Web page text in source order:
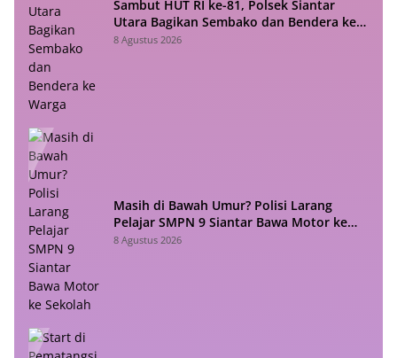
Sambut HUT RI ke-81, Polsek Siantar
Utara Bagikan Sembako dan Bendera ke
Warga
8 Agustus 2026
Masih di Bawah Umur? Polisi Larang
Pelajar SMPN 9 Siantar Bawa Motor ke
Sekolah
8 Agustus 2026